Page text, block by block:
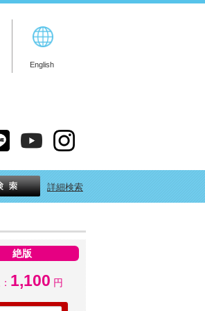
English
詳細検索
絶版
1,100 円